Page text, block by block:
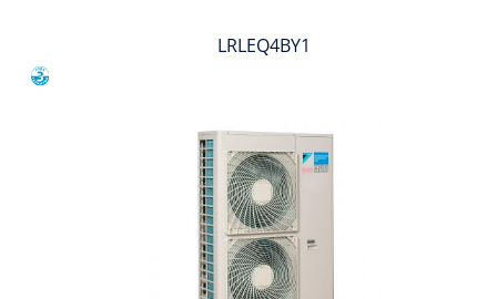
LRLEQ4BY1